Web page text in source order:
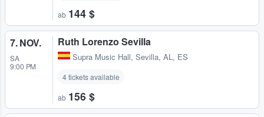
ab 144 $
7. NOV.
SA
9:00 PM
Ruth Lorenzo Sevilla
Supra Music Hall, Sevilla, AL, ES
4 tickets available
ab 156 $